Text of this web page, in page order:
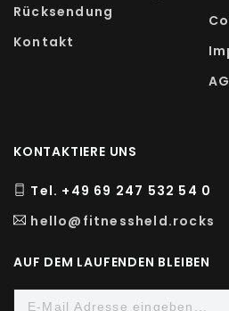
Rücksendung
Kontakt
KONTAKTIERE UNS
Tel. +49 69 247 532 54 0
hello@fitnessheld.rocks
AUF DEM LAUFENDEN BLEIBEN